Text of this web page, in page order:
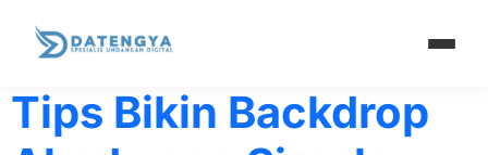
Tag:backdrop
Tips Bikin Backdrop